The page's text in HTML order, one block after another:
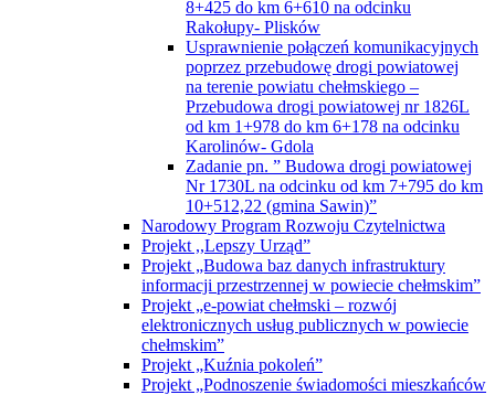
8+425 do km 6+610 na odcinku
Rakołupy- Plisków
Usprawnienie połączeń komunikacyjnych
poprzez przebudowę drogi powiatowej
na terenie powiatu chełmskiego –
Przebudowa drogi powiatowej nr 1826L
od km 1+978 do km 6+178 na odcinku
Karolinów- Gdola
Zadanie pn. ” Budowa drogi powiatowej
Nr 1730L na odcinku od km 7+795 do km
10+512,22 (gmina Sawin)”
Narodowy Program Rozwoju Czytelnictwa
Projekt ,,Lepszy Urząd”
Projekt „Budowa baz danych infrastruktury
informacji przestrzennej w powiecie chełmskim”
Projekt „e-powiat chełmski – rozwój
elektronicznych usług publicznych w powiecie
chełmskim”
Projekt „Kuźnia pokoleń”
Projekt „Podnoszenie świadomości mieszkańców